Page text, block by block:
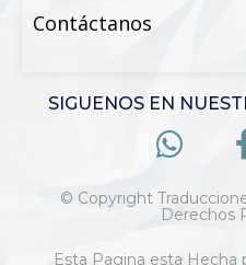
Contáctanos
SIGUENOS EN
© Copyright
Derechos
Esta Pagina esta Hecha